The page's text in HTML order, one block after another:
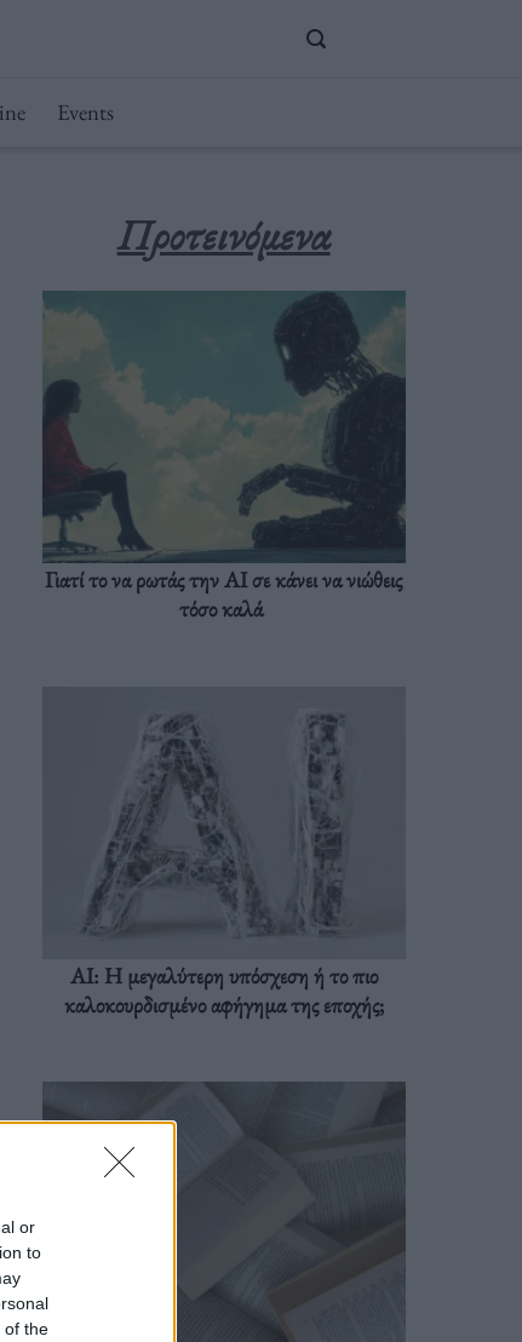
or
to
of the
Events
Προτεινόμενα
Γιατί το να ρωτάς την AI σε κάνει να νιώθεις
τόσο καλά
AI: Η μεγαλύτερη υπόσχεση ή το πιο
καλοκουρδισμένο αφήγημα της εποχής;